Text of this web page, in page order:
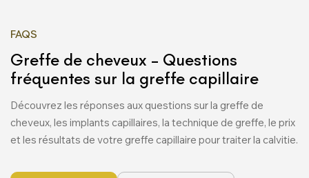
FAQS
Greffe de cheveux – Questions
fréquentes sur la greffe capillaire
Découvrez les réponses aux questions sur la greffe de
cheveux, les implants capillaires, la technique de greffe, le prix
et les résultats de votre greffe capillaire pour traiter la calvitie.